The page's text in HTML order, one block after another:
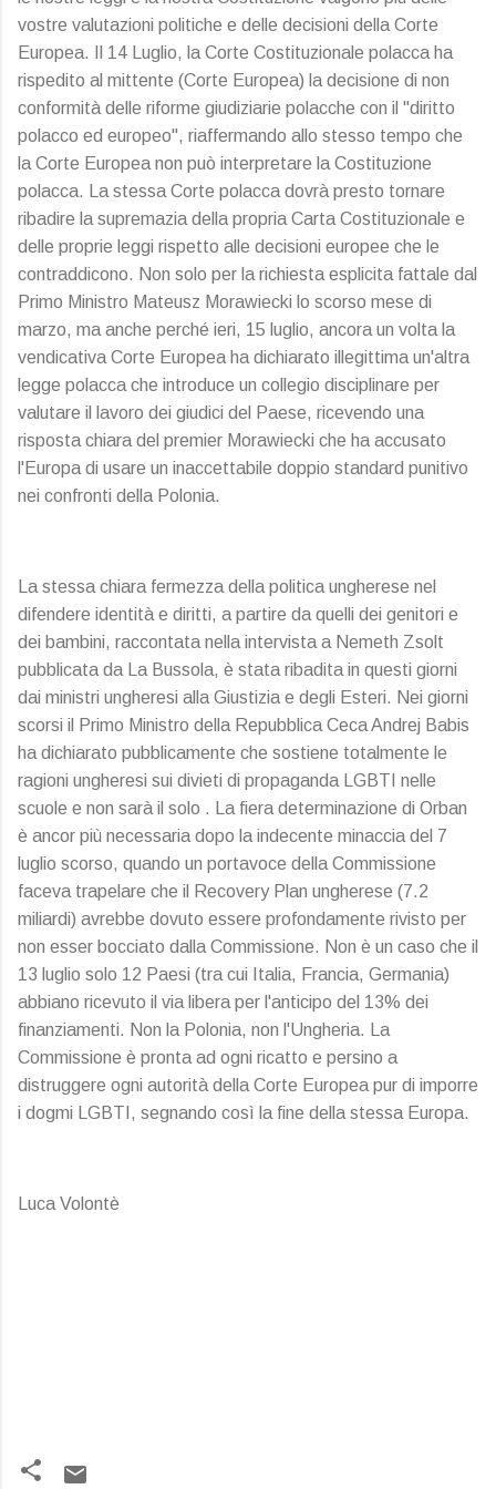
vostre valutazioni politiche e delle decisioni della Corte
Europea. Il 14 Luglio, la Corte Costituzionale polacca ha
rispedito al mittente (Corte Europea) la decisione di non
conformità delle riforme giudiziarie polacche con il "diritto
polacco ed europeo", riaffermando allo stesso tempo che
la Corte Europea non può interpretare la Costituzione
polacca. La stessa Corte polacca dovrà presto tornare
ribadire la supremazia della propria Carta Costituzionale e
delle proprie leggi rispetto alle decisioni europee che le
contraddicono. Non solo per la richiesta esplicita fattale dal
Primo Ministro Mateusz Morawiecki lo scorso mese di
marzo, ma anche perché ieri, 15 luglio, ancora un volta la
vendicativa Corte Europea ha dichiarato illegittima un'altra
legge polacca che introduce un collegio disciplinare per
valutare il lavoro dei giudici del Paese, ricevendo una
risposta chiara del premier Morawiecki che ha accusato
l'Europa di usare un inaccettabile doppio standard punitivo
nei confronti della Polonia.
La stessa chiara fermezza della politica ungherese nel
difendere identità e diritti, a partire da quelli dei genitori e
dei bambini, raccontata nella intervista a Nemeth Zsolt
pubblicata da La Bussola, è stata ribadita in questi giorni
dai ministri ungheresi alla Giustizia e degli Esteri. Nei giorni
scorsi il Primo Ministro della Repubblica Ceca Andrej Babis
ha dichiarato pubblicamente che sostiene totalmente le
ragioni ungheresi sui divieti di propaganda LGBTI nelle
scuole e non sarà il solo . La fiera determinazione di Orban
è ancor più necessaria dopo la indecente minaccia del 7
luglio scorso, quando un portavoce della Commissione
faceva trapelare che il Recovery Plan ungherese (7.2
miliardi) avrebbe dovuto essere profondamente rivisto per
non esser bocciato dalla Commissione. Non è un caso che il
13 luglio solo 12 Paesi (tra cui Italia, Francia, Germania)
abbiano ricevuto il via libera per l'anticipo del 13% dei
finanziamenti. Non la Polonia, non l'Ungheria. La
Commissione è pronta ad ogni ricatto e persino a
distruggere ogni autorità della Corte Europea pur di imporre
i dogmi LGBTI, segnando così la fine della stessa Europa.
Luca Volontè